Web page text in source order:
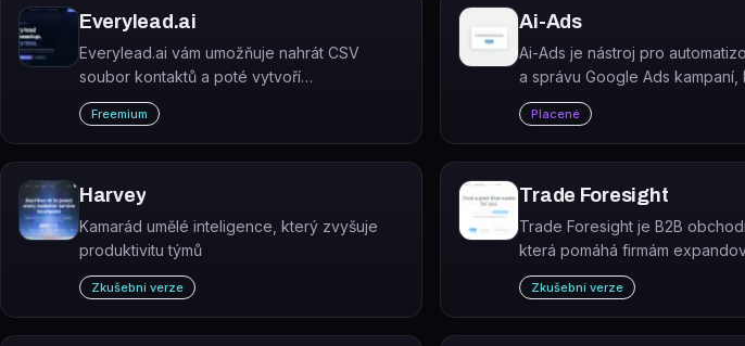
Everylead.ai
Everylead.ai vám umožňuje nahrát CSV
soubor kontaktů a poté vytvoří
přizpůsobené ledové přestávky a
profesionální přehledy pro každý kontakt na
základě jeho profilu na LinkedIn.
Freemium
Ai-Ads
Ai-Ads je nástroj pro
a správu Google Ads
AI vybírá klíčová slova s
záměrem a generuje
pages.
Placené
Harvey
Kamarád umělé inteligence, který zvyšuje
produktivitu týmů
Zkušební verze
Trade Foresight
Trade Foresight je B2B
která pomáhá firmám
trhy prostřednictvím analýzy
vyhledávání partnerů a tržních
Zkušební verze